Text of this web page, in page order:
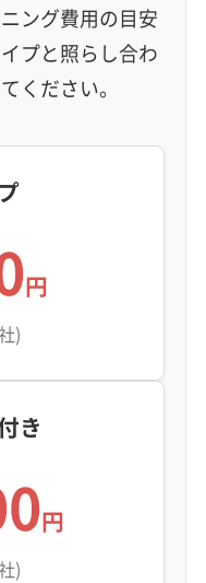
定期メンテナンス
ング費用の目安
プと照らし合わ
ください。
円
)
き
円
)